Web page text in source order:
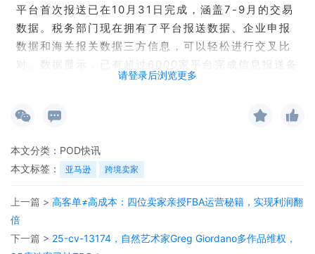
请登录后浏览更多
平台首次报送已在10月31日完成，涵盖7-9月的交易
数据。税务部门现在拥有了平台报送数据、企业申报
数据和海关报关数据三方信息，可以轻松进行交叉比
对。数据显示，已有超过6000家平台完成信息报送备
一、数据差异源头
跨境电商税务申报与平台提交数据出现差异，主要源
于以下几个方面：
本文分类： POD快讯
本文标签：
亚马逊 跨境卖家
上一篇 > 高客单≠高成本：四位卖家亲授FBA运营秘籍，实现利润翻
倍
下一篇 > 25-cv-13174，自然艺术家Greg Giordano多作品维权，